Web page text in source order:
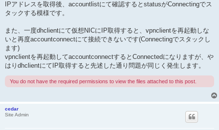
IPアドレスを取得後、accountlistにて確認するとstatusがConnectingでス
タックする模様です。
また、一度dhclientにて仮想NICにIP取得すると、vpnclientを再起動しな
いと再度accountconnectにて接続できないです(Connectingでスタックし
ます)
vpnclientを再起動してaccountconnectするとConnectedになりますが、や
はりdhclientにてIP取得すると先述した通り問題が同じく発生します。
You do not have the required permissions to view the files attached to this post.
cedar
Site Admin